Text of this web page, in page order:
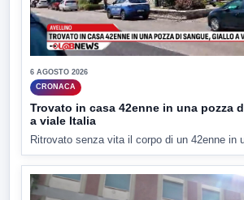
6 AGOSTO 2026
CRONACA
Trovato in casa 42enne in una pozza
a viale Italia
Ritrovato senza vita il corpo di un 42enne in